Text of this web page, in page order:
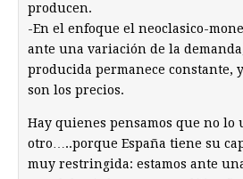
producen.
-En el enfoque el neoclasico-
ante una variación de la
producida permanece constante,
son los precios.
Hay quienes pensamos que no lo
otro…..porque España tiene su
muy restringida: estamos ante